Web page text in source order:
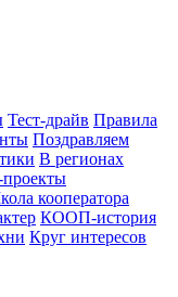
Тест-драйв Правила
Поздравляем
В регионах
кооператора
КООП-история
Круг интересов